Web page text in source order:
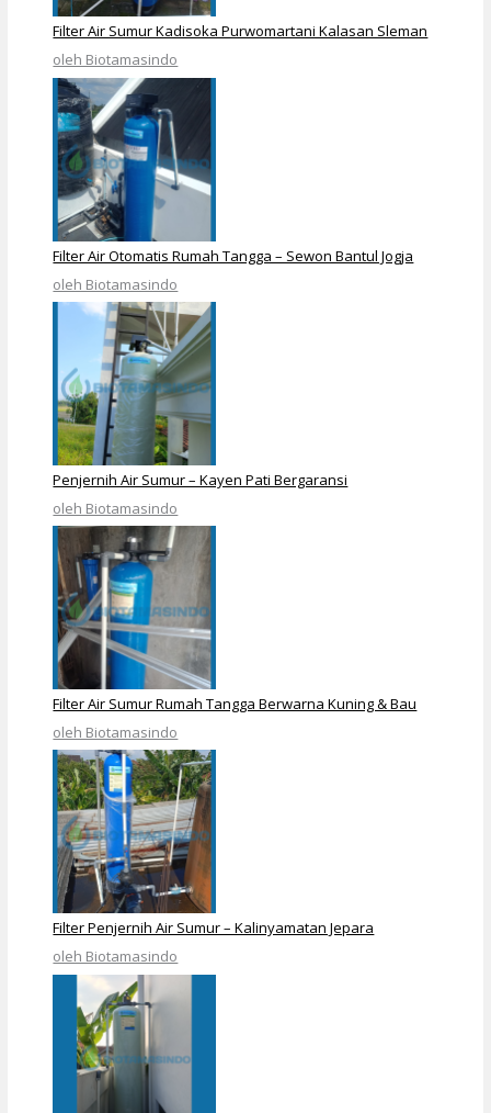
Filter Air Sumur Kadisoka Purwomartani Kalasan Sleman
oleh Biotamasindo
Filter Air Otomatis Rumah Tangga – Sewon Bantul Jogja
oleh Biotamasindo
Penjernih Air Sumur – Kayen Pati Bergaransi
oleh Biotamasindo
Filter Air Sumur Rumah Tangga Berwarna Kuning & Bau
oleh Biotamasindo
Filter Penjernih Air Sumur – Kalinyamatan Jepara
oleh Biotamasindo